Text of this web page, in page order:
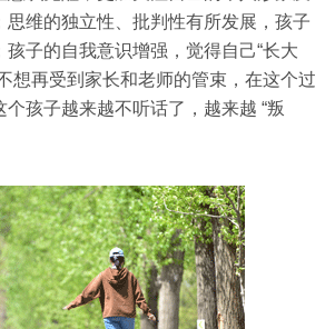
思维的独立性、批判性有所发展，孩子
子的自我意识增强，觉得自己“长大
想再受到家长和老师的管束，在这个过
孩子越来越不听话了，越来越 “叛